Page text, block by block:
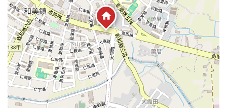
不拘
1房
2房 3房
4房 5房以上
屋齡